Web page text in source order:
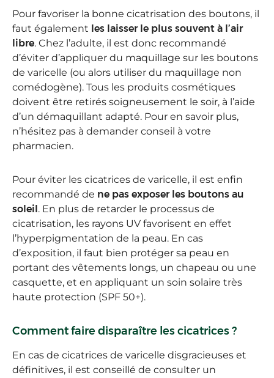
Pour favoriser la bonne cicatrisation des boutons, il
faut également les laisser le plus souvent à l’air
libre. Chez l’adulte, il est donc recommandé
d’éviter d’appliquer du maquillage sur les boutons
de varicelle (ou alors utiliser du maquillage non
comédogène). Tous les produits cosmétiques
doivent être retirés soigneusement le soir, à l’aide
d’un démaquillant adapté. Pour en savoir plus,
n’hésitez pas à demander conseil à votre
pharmacien.
Pour éviter les cicatrices de varicelle, il est enfin
recommandé de ne pas exposer les boutons au
soleil . En plus de retarder le processus de
cicatrisation, les rayons UV favorisent en effet
l’hyperpigmentation de la peau. En cas
d’exposition, il faut bien protéger sa peau en
portant des vêtements longs, un chapeau ou une
casquette, et en appliquant un soin solaire très
haute protection (SPF 50+).
Comment faire disparaître les cicatrices ?
En cas de cicatrices de varicelle disgracieuses et
définitives, il est conseillé de consulter un